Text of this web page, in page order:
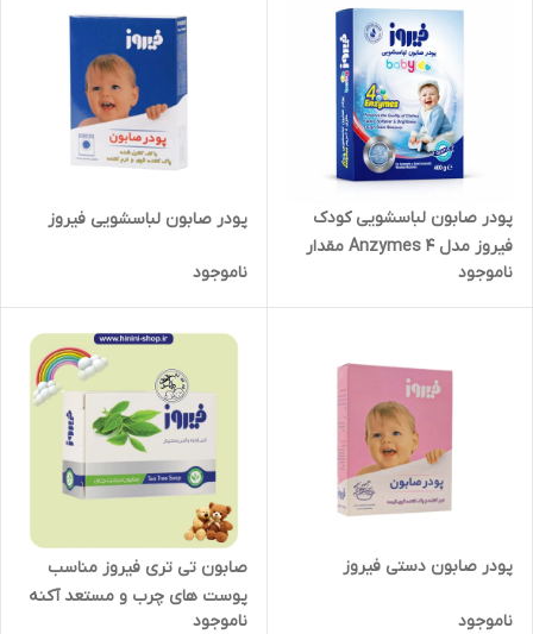
پودر صابون لباسشویی کودک
فیروز مدل 4 Anzymes مقدار
400 گرم
ناموجود
پودر صابون لباسشویی فیروز
ناموجود
پودر صابون دستی فیروز
ناموجود
صابون تی تری فیروز مناسب
پوست های چرب و مستعد آکنه
ناموجود